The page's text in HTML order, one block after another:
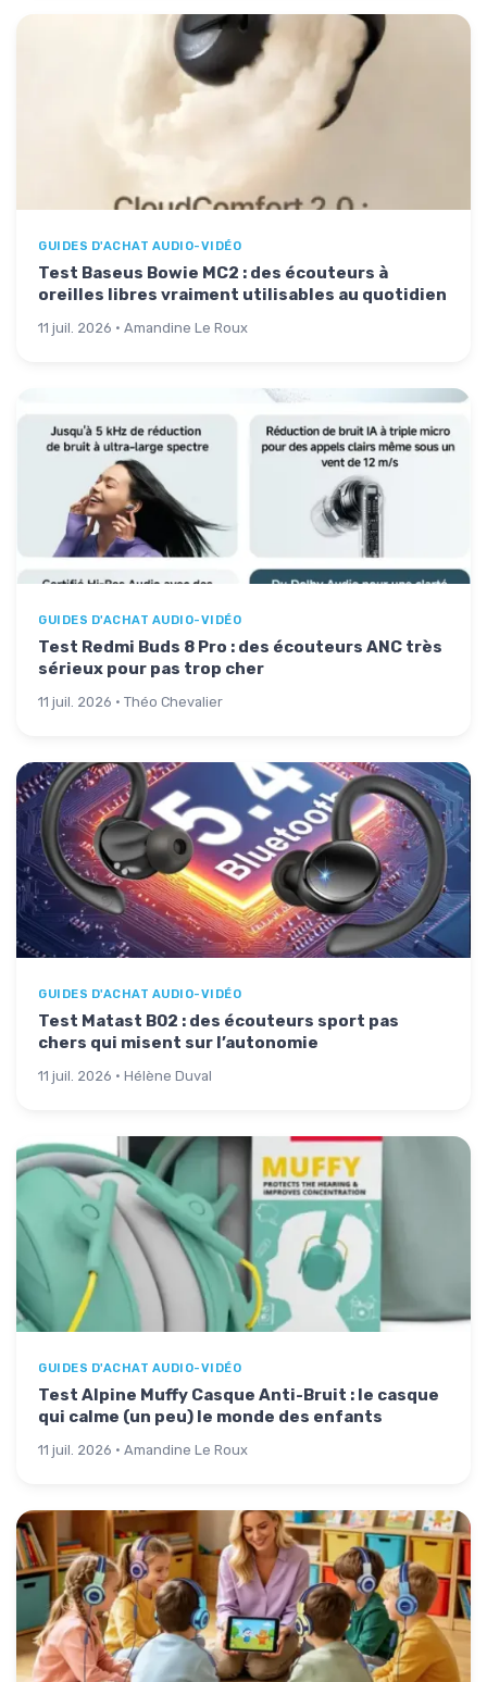
GUIDES D'ACHAT AUDIO-VIDÉO
Test Baseus Bowie MC2 : des écouteurs à
oreilles libres vraiment utilisables au quotidien
11 juil. 2026 · Amandine Le Roux
GUIDES D'ACHAT AUDIO-VIDÉO
Test Redmi Buds 8 Pro : des écouteurs ANC très
sérieux pour pas trop cher
11 juil. 2026 · Théo Chevalier
GUIDES D'ACHAT AUDIO-VIDÉO
Test Matast B02 : des écouteurs sport pas
chers qui misent sur l’autonomie
11 juil. 2026 · Hélène Duval
GUIDES D'ACHAT AUDIO-VIDÉO
Test Alpine Muffy Casque Anti-Bruit : le casque
qui calme (un peu) le monde des enfants
11 juil. 2026 · Amandine Le Roux